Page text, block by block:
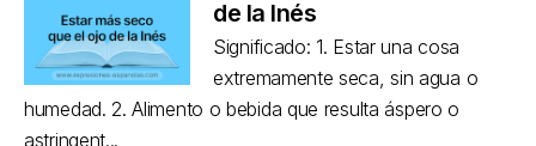
de la Inés
Significado: 1. Estar una cosa
extremamente seca, sin agua o
humedad. 2. Alimento o bebida que resulta áspero o
astringent...